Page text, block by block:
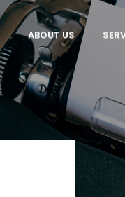
ABOUT US